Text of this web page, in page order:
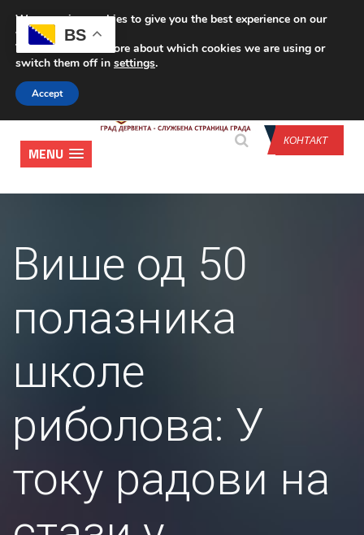
CONTACT US
КОНТАКТ
MENU
Више од 50
полазника
школе
риболова: У
току радови на
BS
We are using cookies to give you the best experience on our
website.
You can find out more about which cookies we are using or
switch them off in settings.
Accept